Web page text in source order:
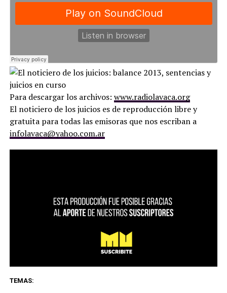
Para descargar los archivos: www.radiolavaca.org
El noticiero de los juicios es de reproducción libre y
gratuita para todas las emisoras que nos escriban a
infolavaca@yahoo.com.ar
TEMAS: